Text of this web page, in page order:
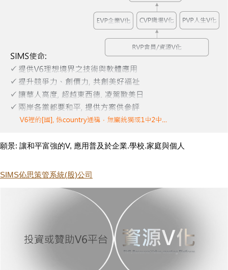
願景: 讓和平富強的V, 應用普及於企業.學校.家庭與個人
SIMS伈思策管系統(股)公司